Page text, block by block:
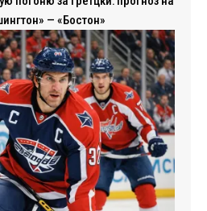
— «Бостон»